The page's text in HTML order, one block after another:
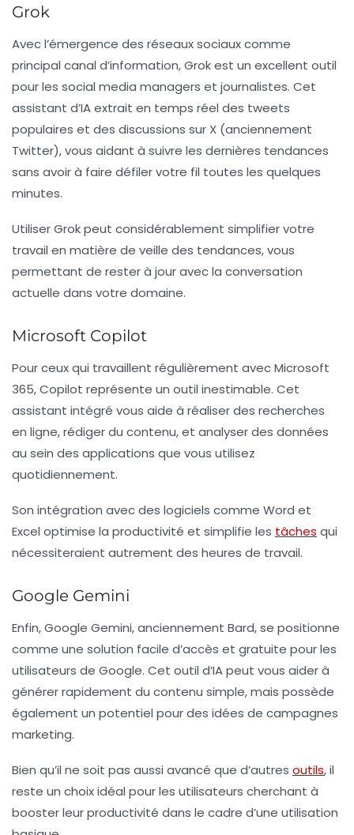
Grok
Avec l’émergence des réseaux sociaux comme
principal canal d’information, Grok est un excellent outil
pour les social media managers et journalistes. Cet
assistant d’IA extrait en temps réel des tweets
populaires et des discussions sur X (anciennement
Twitter), vous aidant à suivre les dernières tendances
sans avoir à faire défiler votre fil toutes les quelques
minutes.
Utiliser Grok peut considérablement simplifier votre
travail en matière de veille des tendances, vous
permettant de rester à jour avec la conversation
actuelle dans votre domaine.
Microsoft Copilot
Pour ceux qui travaillent régulièrement avec Microsoft
365, Copilot représente un outil inestimable. Cet
assistant intégré vous aide à réaliser des recherches
en ligne, rédiger du contenu, et analyser des données
au sein des applications que vous utilisez
quotidiennement.
Son intégration avec des logiciels comme Word et
Excel optimise la productivité et simplifie les tâches qui
nécessiteraient autrement des heures de travail.
Google Gemini
Enfin, Google Gemini, anciennement Bard, se positionne
comme une solution facile d’accès et gratuite pour les
utilisateurs de Google. Cet outil d’IA peut vous aider à
générer rapidement du contenu simple, mais possède
également un potentiel pour des idées de campagnes
marketing.
Bien qu’il ne soit pas aussi avancé que d’autres outils, il
reste un choix idéal pour les utilisateurs cherchant à
booster leur productivité dans le cadre d’une utilisation